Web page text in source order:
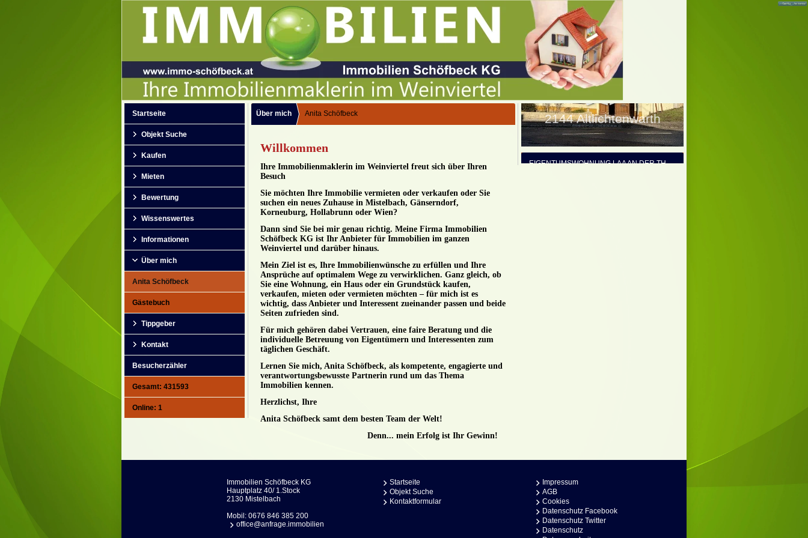
Startseite
Objekt Suche
Kaufen
Mieten
Bewertung
Wissenswertes
Informationen
Über mich
Anita Schöfbeck
Gästebuch
Tippgeber
Kontakt
Besucherzähler
Gesamt: 431593
Online: 1
Über mich Anita Schöfbeck
Willkommen
Ihre Immobilienmaklerin im Weinviertel freut sich über Ihren
Besuch
Sie möchten Ihre Immobilie vermieten oder verkaufen oder Sie
suchen ein neues Zuhause in Mistelbach, Gänserndorf,
Korneuburg, Hollabrunn oder Wien?
Dann sind Sie bei mir genau richtig. Meine Firma Immobilien
Schöfbeck KG ist Ihr Anbieter für Immobilien im ganzen
Weinviertel und darüber hinaus.
Mein Ziel ist es, Ihre Immobilienwünsche zu erfüllen und Ihre
Ansprüche auf optimalem Wege zu verwirklichen. Ganz gleich, ob
Sie eine Wohnung, ein Haus oder ein Grundstück kaufen,
verkaufen, mieten oder vermieten möchten – für mich ist es
wichtig, dass Anbieter und Interessent zueinander passen und beide
Seiten zufrieden sind.
Für mich gehören dabei Vertrauen, eine faire Beratung und die
individuelle Betreuung von Eigentümern und Interessenten zum
täglichen Geschäft.
Lernen Sie mich, Anita Schöfbeck, als kompetente, engagierte und
verantwortungsbewusste Partnerin rund um das Thema
Immobilien kennen.
Herzlichst, Ihre
Anita Schöfbeck samt dem besten Team der Welt!
Denn... mein Erfolg ist Ihr Gewinn!
Immobilien Schöfbeck KG
Hauptplatz 40/ 1.Stock
2130 Mistelbach
Mobil: 0676 846 385 200
office@anfrage.immobilien
Startseite
Objekt Suche
Kontaktformular
Impressum
AGB
Cookies
Datenschutz Facebook
Datenschutz Twitter
Datenschutz